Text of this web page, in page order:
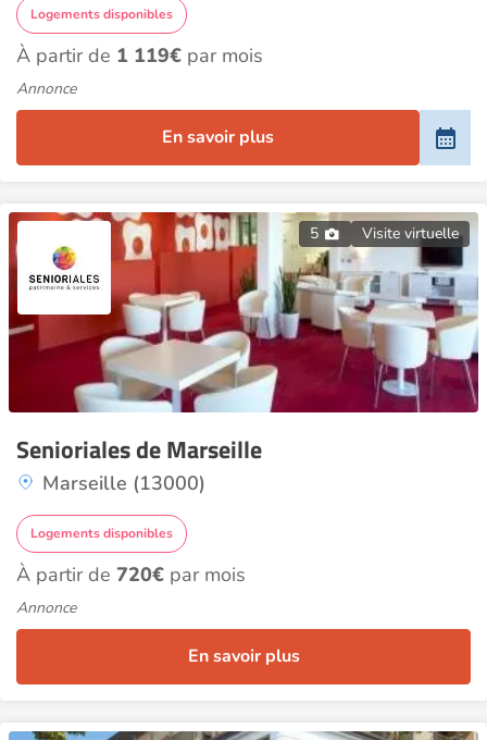
Logements disponibles
À partir de 1 119€ par mois
Annonce
En savoir plus
5 Visite virtuelle
Senioriales de Marseille
Marseille (13000)
Logements disponibles
À partir de 720€ par mois
Annonce
En savoir plus